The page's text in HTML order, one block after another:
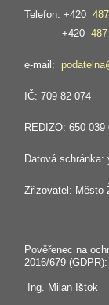
Telefon: +420
+420
e-mail:
IČ: 709 82 074
REDIZO: 650 039
Datová schránka:
Zřizovatel: Město
Pověřenec na
2016/679 (GDPR):
Ing. Milan